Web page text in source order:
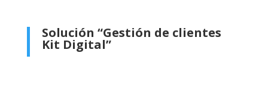
Solución “Gestión de clientes
Kit Digital”